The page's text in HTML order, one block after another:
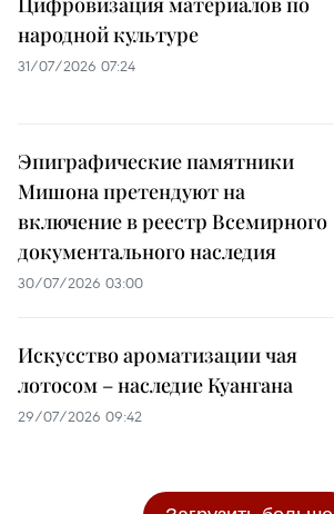
народной культуре
31/07/2026 07:24
Эпиграфические памятники
Мишона претендуют на
включение в реестр Всемирного
документального наследия
30/07/2026 03:00
Искусство ароматизации чая
лотосом – наследие Куангана
29/07/2026 09:42